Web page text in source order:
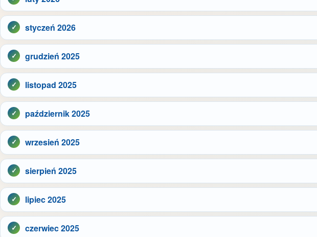
styczeń 2026
grudzień 2025
listopad 2025
październik 2025
wrzesień 2025
sierpień 2025
lipiec 2025
czerwiec 2025